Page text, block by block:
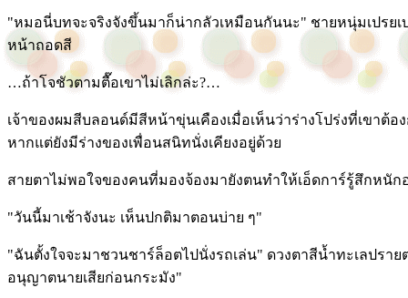
"หมอนี่บทจะจริงจังขึ้นมาก็น่ากลัวเหมือนกันนะ" ชายหนุ่มเปรยเ
หน้าถอดสี
…ถ้าโจชัวตามตื๊อเขาไม่เลิกล่ะ?…
เจ้าของผมสีบลอนด์มีสีหน้าขุ่นเคืองเมื่อเห็นว่าร่างโปร่งที่เขาต้
หากแต่ยังมีร่างของเพื่อนสนิทนั่งเคียงอยู่ด้วย
สายตาไม่พอใจของคนที่มองจ้องมายังตนทำให้เอ็ดการ์รู้สึกหนั
"วันนี้มาเช้าจังนะ เห็นปกติมาตอนบ่าย ๆ"
"ฉันตั้งใจจะมาชวนชาร์ล็อตไปนั่งรถเล่น" ดวงตาสีน้ำทะเลปรา
อนุญาตนายเสียก่อนกระมัง"